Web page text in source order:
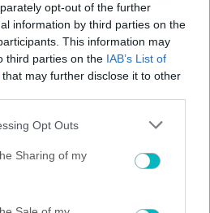
opt-out of the further
information by third parties on the
This information may
third parties on the IAB’s List of
that may further disclose it to other
app uses one or more Google
behaviour. You may click to
and its third-party tags to
purposes in below Google
Opt Outs
Sharing of my
ΑΡΘΡΑ